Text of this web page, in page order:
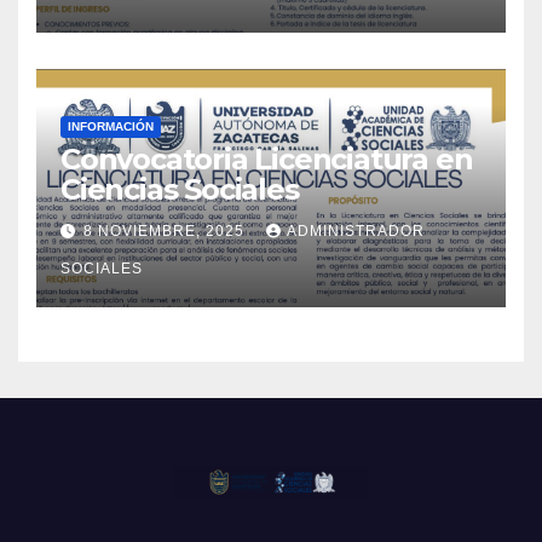
INFORMACIÓN
Convocatoria Licenciatura en
Ciencias Sociales
8 NOVIEMBRE, 2025 ADMINISTRADOR
SOCIALES